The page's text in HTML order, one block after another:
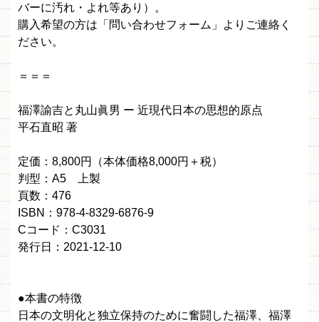
バーに汚れ・よれ等あり）。
購入希望の方は「問い合わせフォーム」よりご連絡く
ださい。
＝＝＝
福澤諭吉と丸山眞男 ー 近現代日本の思想的原点
平石直昭 著
定価：8,800円（本体価格8,000円＋税）
判型：A5 上製
頁数：476
ISBN：978-4-8329-6876-9
Cコード：C3031
発行日：2021-12-10
●本書の特徴
日本の文明化と独立保持のために奮闘した福澤、福澤